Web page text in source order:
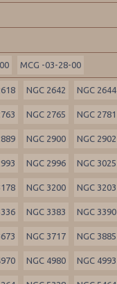
MCG -03-28-00
NGC 2642 NGC 2644
NGC 2765 NGC 2781
NGC 2900 NGC 2902
NGC 2996 NGC 3025
NGC 3200 NGC 3203
NGC 3383 NGC 3390
NGC 3717 NGC 3885
NGC 4980 NGC 4993